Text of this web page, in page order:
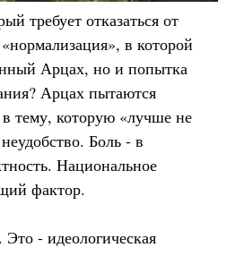
требует отказаться от
в которой
Арцах, но и попытка
Арцах пытаются
в тему, которую «лучше не
Боль - в
Национальное
фактор.
- идеологическая